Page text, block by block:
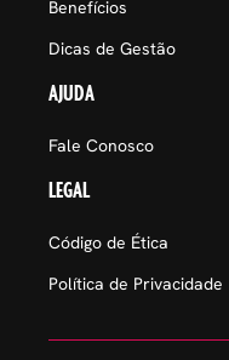
Benefícios
Dicas de Gestão
AJUDA
Fale Conosco
LEGAL
Código de Ética
Política de Privacidade